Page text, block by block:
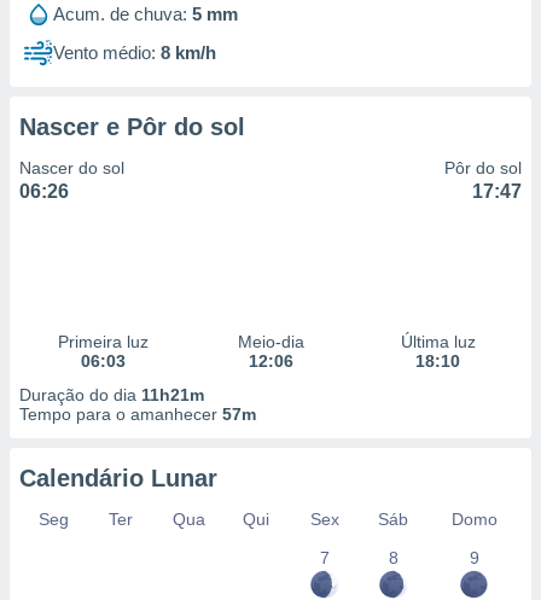
Acum. de chuva: 5 mm
Vento médio: 8 km/h
Nascer e Pôr do sol
Nascer do sol
06:26
Pôr do sol
17:47
Primeira luz
06:03
Meio-dia
12:06
Última luz
18:10
Duração do dia 11h21m
Tempo para o amanhecer 57m
Calendário Lunar
Seg Ter Qua Qui Sex Sáb
Domo
7
8 9